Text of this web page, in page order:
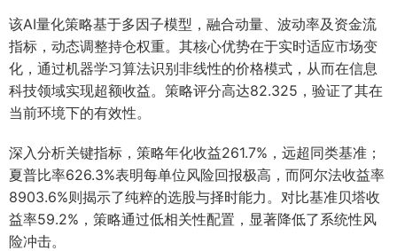
该AI量化策略基于多因子模型，融合动量、波动率及资金流
指标，动态调整持仓权重。其核心优势在于实时适应市场变
化，通过机器学习算法识别非线性的价格模式，从而在信息
科技领域实现超额收益。策略评分高达82.325，验证了其在
当前环境下的有效性。
深入分析关键指标，策略年化收益261.7%，远超同类基准；
夏普比率626.3%表明每单位风险回报极高，而阿尔法收益率
8903.6%则揭示了纯粹的选股与择时能力。对比基准贝塔收
益率59.2%，策略通过低相关性配置，显著降低了系统性风
险冲击。